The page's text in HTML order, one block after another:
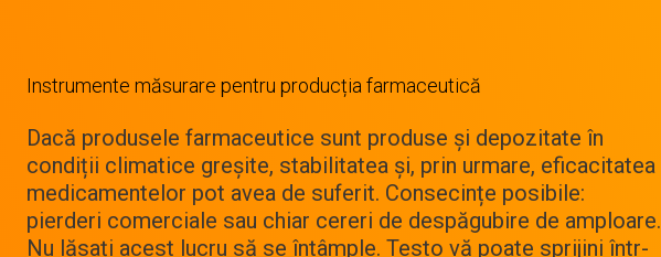
Instrumente măsurare pentru producția farmaceutică
Dacă produsele farmaceutice sunt produse și depozitate în
condiții climatice greșite, stabilitatea și, prin urmare, eficacitatea
medicamentelor pot avea de suferit. Consecințe posibile:
pierderi comerciale sau chiar cereri de despăgubire de amploare.
Nu lăsați acest lucru să se întâmple. Testo vă poate sprijini într-